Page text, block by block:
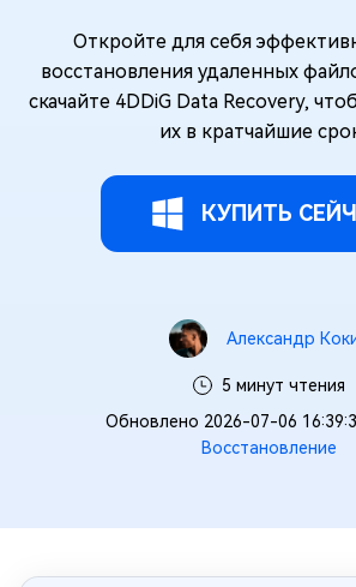
Откройте для себя
восстановления удаленных
скачайте 4DDiG Data Recovery,
их в кратчайшие
КУПИТЬ
Александр
5 минут чтения
Обновлено 2026-07-06
Восстановление